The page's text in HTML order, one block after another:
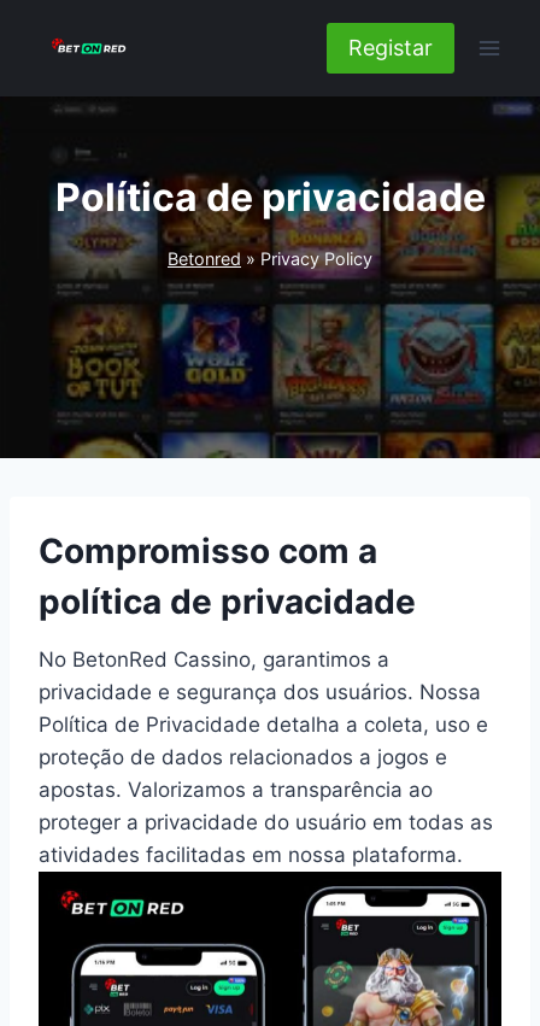
Conteúdo
Registar
Política de privacidade
Betonred »Privacy Policy
Compromisso com a
política de privacidade
No BetonRed Cassino, garantimos a
privacidade e segurança dos usuários. Nossa
Política de Privacidade detalha a coleta, uso e
proteção de dados relacionados a jogos e
apostas. Valorizamos a transparência ao
proteger a privacidade do usuário em todas as
atividades facilitadas em nossa plataforma.